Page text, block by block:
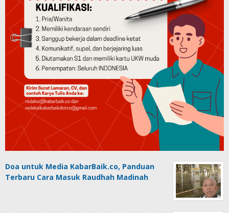
Doa untuk Media KabarBaik.co, Panduan
Terbaru Cara Masuk Raudhah Madinah